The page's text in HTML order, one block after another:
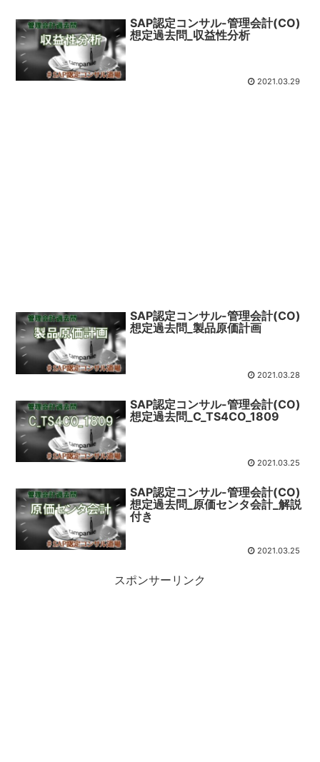
SAP認定コンサル-管理会計(CO)
想定過去問_収益性分析
2021.03.29
SAP認定コンサル-管理会計(CO)
想定過去問_製品原価計画
2021.03.28
SAP認定コンサル-管理会計(CO)
想定過去問_C_TS4CO_1809
2021.03.25
SAP認定コンサル-管理会計(CO)
想定過去問_原価センタ会計_解説
付き
2021.03.25
スポンサーリンク